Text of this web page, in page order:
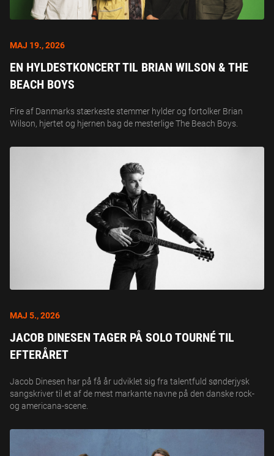
MAJ 19., 2026
EN HYLDESTKONCERT TIL BRIAN WILSON & THE
BEACH BOYS
Fire af Danmarks stærkeste stemmer hylder og fortolker Brian
Wilson, hjertet og hjernen bag de mesterlige The Beach Boys.
MAJ 5., 2026
JACOB DINESEN TAGER PÅ SOLO TOURNÉ TIL
EFTERÅRET
Jacob Dinesen har på få år udviklet sig fra talentfuld sønderjysk
sangskriver til et af de mest markante navne på den danske rock-
og americana-scene.